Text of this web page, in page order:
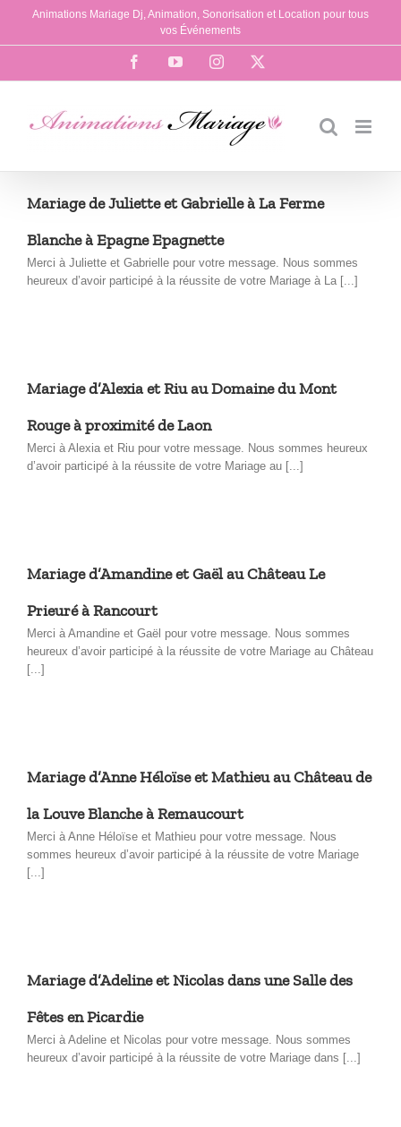
Passer
contenu
Animations Mariage Dj, Animation, Sonorisation et Location pour tous
vos Événements
FacebookYouTubeInstagram
Mariage de Juliette et Gabrielle à La Ferme
Blanche à Epagne Epagnette
Merci à Juliette et Gabrielle pour votre message. Nous sommes
heureux d’avoir participé à la réussite de votre Mariage à La [...]
Mariage d’Alexia et Riu au Domaine du Mont
Rouge à proximité de Laon
Merci à Alexia et Riu pour votre message. Nous sommes heureux
d’avoir participé à la réussite de votre Mariage au [...]
Mariage d’Amandine et Gaël au Château Le
Prieuré à Rancourt
Merci à Amandine et Gaël pour votre message. Nous sommes
heureux d’avoir participé à la réussite de votre Mariage au Château
[...]
Mariage d’Anne Héloïse et Mathieu au Château de
la Louve Blanche à Remaucourt
Merci à Anne Héloïse et Mathieu pour votre message. Nous
sommes heureux d’avoir participé à la réussite de votre Mariage
[...]
Mariage d’Adeline et Nicolas dans une Salle des
Fêtes en Picardie
Merci à Adeline et Nicolas pour votre message. Nous sommes
heureux d’avoir participé à la réussite de votre Mariage dans [...]